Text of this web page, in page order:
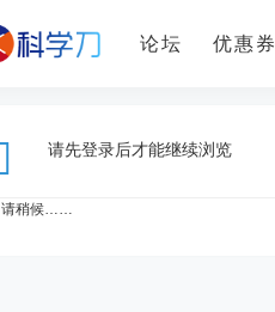
论坛 优惠券
请先登录后才能继续浏览
请稍候……